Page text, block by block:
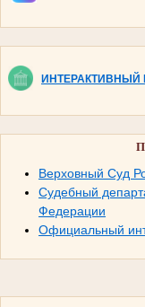
ИНТЕРАКТИВНЫЙ
Верховный Суд
Судебный
Федерации
Официальный